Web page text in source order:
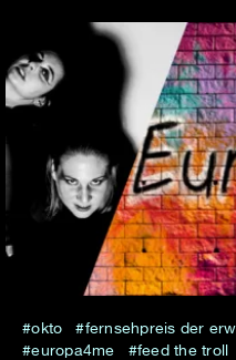
okto
fernsehpreis der
europa4me
feed the troll